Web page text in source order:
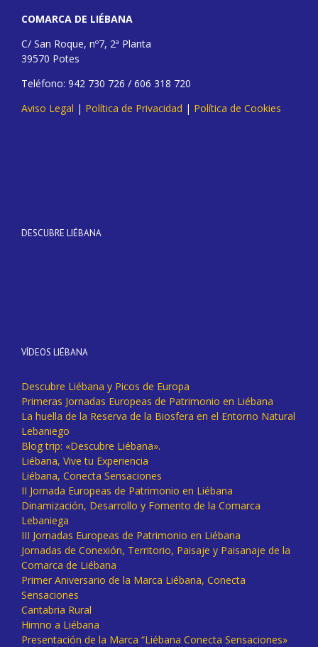
COMARCA DE LIÉBANA
C/ San Roque, nº7, 2ª Planta
39570 Potes
Teléfono: 942 730 726 / 606 318 720
Aviso Legal | Política de Privacidad | Política de Cookies
DESCUBRE LIÉBANA
VÍDEOS LIÉBANA
Descubre Liébana y Picos de Europa
Primeras Jornadas Europeas de Patrimonio en Liébana
La huella de la Reserva de la Biosfera en el Entorno Natural
Lebaniego
Blog trip: «Descubre Liébana».
Liébana, Vive tu Experiencia
Liébana, Conecta Sensaciones
II Jornada Europeas de Patrimonio en Liébana
Dinamización, Desarrollo y Fomento de la Comarca
Lebaniega
III Jornadas Europeas de Patrimonio en Liébana
Jornadas de Conexión, Territorio, Paisaje y Paisanaje de la
Comarca de Liébana
Primer Aniversario de la Marca Liébana, Conecta
Sensaciones
Cantabria Rural
Himno a Liébana
Presentación de la Marca “Liébana Conecta Sensaciones»